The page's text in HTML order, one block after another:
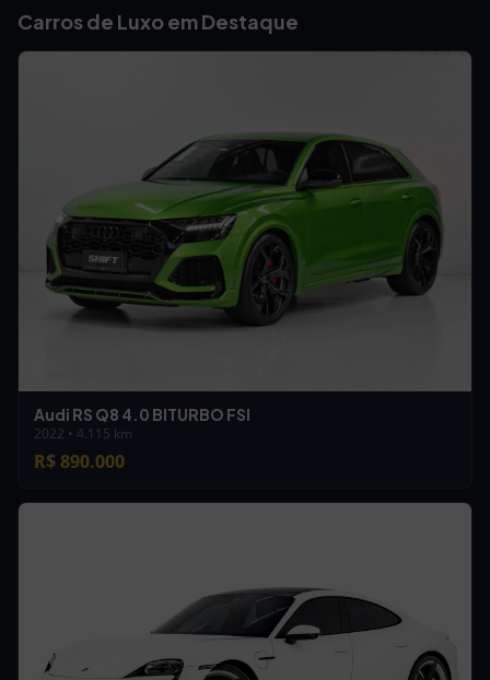
Carros de Luxo em Destaque
Audi RS Q8 4.0 BITURBO FSI
2022 • 4.115 km
R$ 890.000